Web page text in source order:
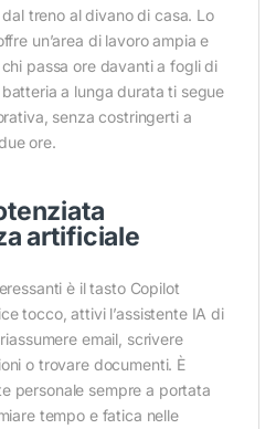
treno al divano di casa. Lo
un’area di lavoro ampia e
passa ore davanti a fogli di
a lunga durata ti segue
senza costringerti a
ore.
artificiale
è il tasto Copilot
tocco, attivi l’assistente IA di
email, scrivere
o trovare documenti. È
personale sempre a portata
tempo e fatica nelle